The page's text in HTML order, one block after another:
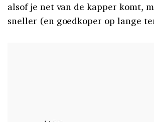
alsof je net van de kapper komt,
sneller (en goedkoper op lange